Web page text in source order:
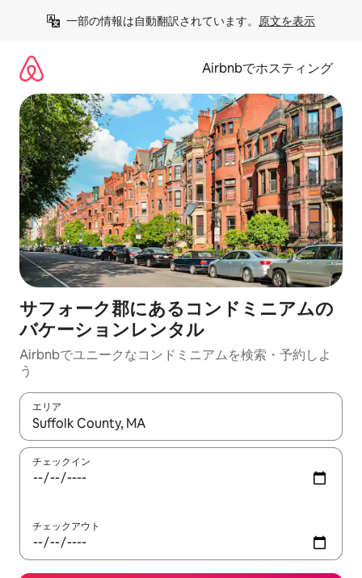
一部の情報は自動翻訳されています。 原文を表示
Airbnbでホスティング
サフォーク郡にあるコンドミニアムの
バケーションレンタル
Airbnbでユニークなコンドミニアムを検索・予約しよ
う
エリア
検索結果が表示されたら、上下の矢印キーを使って移動するか
チェックイン
チェックアウト